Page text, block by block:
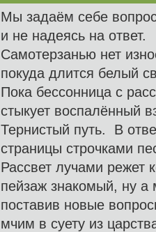
Мы задаём себе
и не надеясь на ответ.
Самотерзанью нет
покуда длится белый
Пока бессонница с
стыкует воспалённый
Тернистый путь. В
страницы строчками
Рассвет лучами режет
пейзаж знакомый, ну а
поставив новые
мчим в суету из